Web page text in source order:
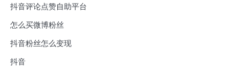
抖音评论点赞自助平台
怎么买微博粉丝
抖音粉丝怎么变现
抖音